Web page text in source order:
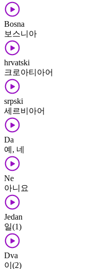
Bosna
보스니아
hrvatski
크로아티아어
srpski
세르비아어
Da
예, 네
Ne
아니요
Jedan
일(1)
Dva
이(2)